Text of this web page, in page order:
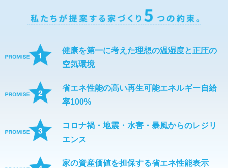
健康を第一に考えた理想の温湿度と正圧の
空気環境
省エネ性能の高い再生可能エネルギー自給
率100%
コロナ禍・地震・水害・暴風からのレジリ
エンス
家の資産価値を担保する省エネ性能表示